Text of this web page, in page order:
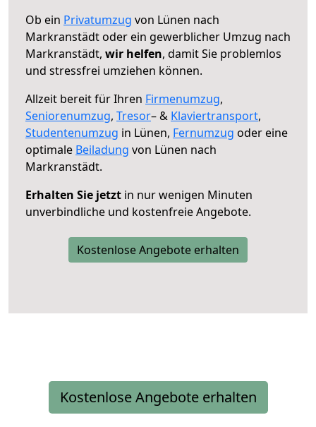
Ob ein Privatumzug von Lünen nach
Markranstädt oder ein gewerblicher Umzug nach
Markranstädt, wir helfen, damit Sie problemlos
und stressfrei umziehen können.
Allzeit bereit für Ihren Firmenumzug,
Seniorenumzug, Tresor– & Klaviertransport,
Studentenumzug in Lünen, Fernumzug oder eine
optimale Beiladung von Lünen nach
Markranstädt.
Erhalten Sie jetzt in nur wenigen Minuten
unverbindliche und kostenfreie Angebote.
Kostenlose Angebote erhalten
Kostenlose Angebote erhalten